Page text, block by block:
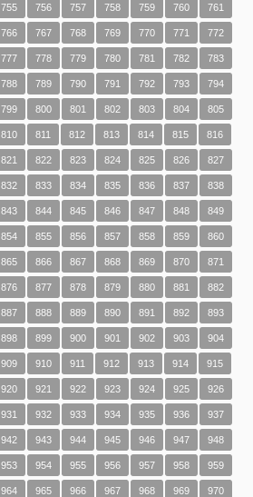
755 756 757 758 759 760 761
766 767 768 769 770 771 772
777 778 779 780 781 782 783
788 789 790 791 792 793 794
799 800 801 802 803 804 805
810 811 812 813 814 815 816
821 822 823 824 825 826 827
832 833 834 835 836 837 838
843 844 845 846 847 848 849
854 855 856 857 858 859 860
865 866 867 868 869 870 871
876 877 878 879 880 881 882
887 888 889 890 891 892 893
898 899 900 901 902 903 904
909 910 911 912 913 914 915
920 921 922 923 924 925 926
931 932 933 934 935 936 937
942 943 944 945 946 947 948
953 954 955 956 957 958 959
964 965 966 967 968 969 970